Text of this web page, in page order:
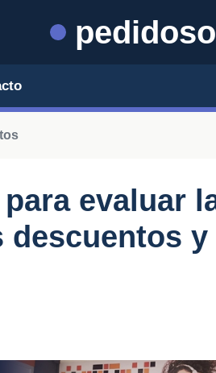
evaluar
descuentos y